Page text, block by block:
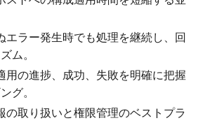
エラー発生時でも処理を継続し、回
ム。
用の進捗、成功、失敗を明確に把握
グ。
の取り扱いと権限管理のベストプラ